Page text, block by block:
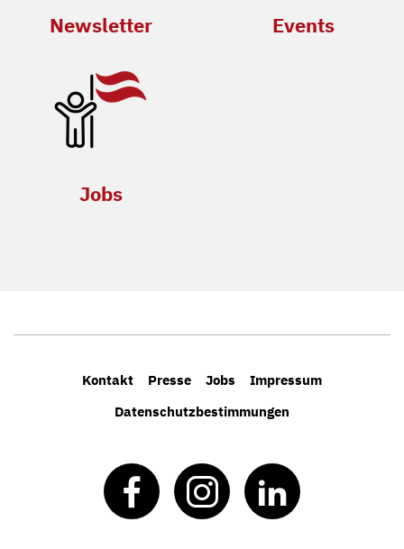
Newsletter Events
Jobs
Kontakt Presse Jobs
Impressum
Datenschutzbestimmungen
Facebook
Instagram
LinkedIn